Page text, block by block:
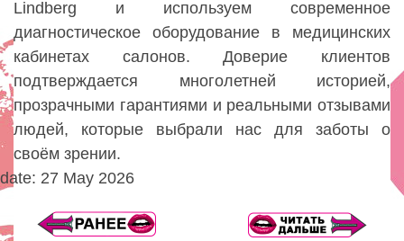
Lindberg и используем современное
диагностическое оборудование в медицинских
кабинетах салонов. Доверие клиентов
подтверждается многолетней историей,
прозрачными гарантиями и реальными отзывами
людей, которые выбрали нас для заботы о
своём зрении.
date: 27 May 2026